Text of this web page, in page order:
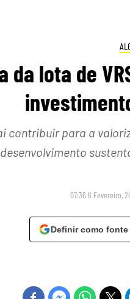
da lota de
contribuir para a
07:36 6 Fevereiro,
Definir como